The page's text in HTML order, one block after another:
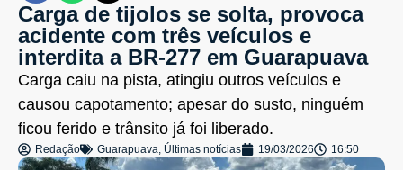
Carga de tijolos se solta, provoca
acidente com três veículos e
interdita a BR-277 em Guarapuava
Carga caiu na pista, atingiu outros veículos e
causou capotamento; apesar do susto, ninguém
ficou ferido e trânsito já foi liberado.
Redação Guarapuava, Últimas notícias 19/03/2026 16:50